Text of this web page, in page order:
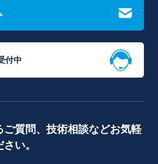
付中
質問、技術相談などお気軽
い。